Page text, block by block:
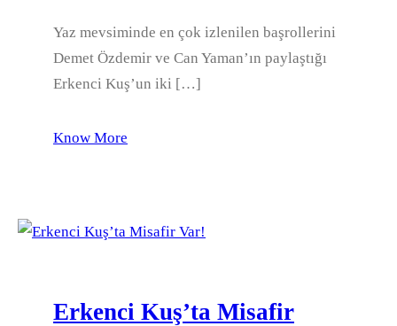
Yaz mevsiminde en çok izlenilen başrollerini
Demet Özdemir ve Can Yaman’ın paylaştığı
Erkenci Kuş’un iki […]
Know More
Erkenci Kuş’ta Misafir